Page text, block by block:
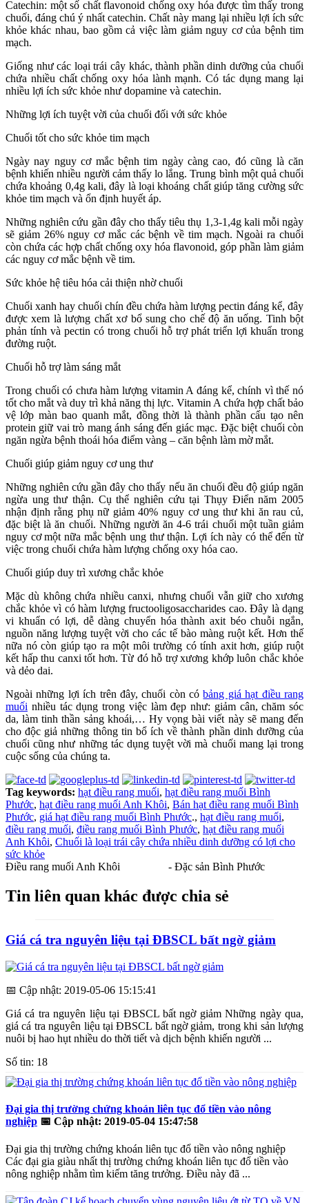
Catechin: một số chất flavonoid chống oxy hóa được tìm thấy trong
chuối, đáng chú ý nhất catechin. Chất này mang lại nhiều lợi ích sức
khỏe khác nhau, bao gồm cả việc làm giảm nguy cơ của bệnh tim
mạch.
Giống như các loại trái cây khác, thành phần dinh dưỡng của chuối
chứa nhiều chất chống oxy hóa lành mạnh. Có tác dụng mang lại
nhiều lợi ích sức khỏe như dopamine và catechin.
Những lợi ích tuyệt vời của chuối đối với sức khỏe
Chuối tốt cho sức khỏe tim mạch
Ngày nay nguy cơ mắc bệnh tim ngày càng cao, đó cũng là căn
bệnh khiến nhiều người cảm thấy lo lắng. Trung bình một quả chuối
chứa khoảng 0,4g kali, đây là loại khoáng chất giúp tăng cường sức
khỏe tim mạch và ổn định huyết áp.
Những nghiên cứu gần đây cho thấy tiêu thụ 1,3-1,4g kali mỗi ngày
sẽ giảm 26% nguy cơ mắc các bệnh về tim mạch. Ngoài ra chuối
còn chứa các hợp chất chống oxy hóa flavonoid, góp phần làm giảm
các nguy cơ mắc bệnh về tim.
Sức khỏe hệ tiêu hóa cải thiện nhờ chuối
Chuối xanh hay chuối chín đều chứa hàm lượng pectin đáng kể, đây
được xem là lượng chất xơ bổ sung cho chế độ ăn uống. Tinh bột
phản tính và pectin có trong chuối hỗ trợ phát triển lợi khuẩn trong
đường ruột.
Chuối hỗ trợ làm sáng mắt
Trong chuối có chưa hàm lượng vitamin A đáng kể, chính vì thế nó
tốt cho mắt và duy trì khả năng thị lực. Vitamin A chứa hợp chất bảo
vệ lớp màn bao quanh mắt, đồng thời là thành phần cấu tạo nên
protein giữ vai trò mang ánh sáng đến giác mạc. Đặc biệt chuối còn
ngăn ngừa bệnh thoái hóa điểm vàng – căn bệnh làm mờ mắt.
Chuối giúp giảm nguy cơ ung thư
Những nghiên cứu gần đây cho thấy nếu ăn chuối đều độ giúp ngăn
ngừa ung thư thận. Cụ thể nghiên cứu tại Thụy Điển năm 2005
nhận định rằng phụ nữ giảm 40% nguy cơ ung thư khi ăn rau củ,
đặc biệt là ăn chuối. Những người ăn 4-6 trái chuối một tuần giảm
nguy cơ một nữa mắc bệnh ung thư thận. Lợi ích này có thể đến từ
việc trong chuối chứa hàm lượng chống oxy hóa cao.
Chuối giúp duy trì xương chắc khỏe
Mặc dù không chứa nhiều canxi, nhưng chuối vẫn giữ cho xương
chắc khỏe vì có hàm lượng fructooligosaccharides cao. Đây là dạng
vi khuẩn có lợi, dễ dàng chuyển hóa thành axit béo chuỗi ngắn,
nguồn năng lượng tuyệt vời cho các tế bào màng ruột kết. Hơn thế
nữa nó còn giúp tạo ra một môi trường có tính axit hơn, giúp ruột
kết hấp thu canxi tốt hơn. Từ đó hỗ trợ xương khớp luôn chắc khỏe
và dẻo dai.
Ngoài những lợi ích trên đây, chuối còn cóbảng giá hạt điều rang
muối nhiều tác dụng trong việc làm đẹp như: giảm cân, chăm sóc
da, làm tinh thần sảng khoái,… Hy vọng bài viết này sẽ mang đến
cho độc giả những thông tin bổ ích về thành phần dinh dưỡng của
chuối cũng như những tác dụng tuyệt vời mà chuối mang lại trong
cuộc sống của chúng ta.
Tag keywords: hạt điều rang muối, hạt điều rang muối Bình
Phước, hạt điều rang muối Anh Khôi, Bán hạt điều rang muối Bình
Phước, giá hạt điều rang muối Bình Phước., hạt điều rang muối,
điều rang muối, điều rang muối Bình Phước, hạt điều rang muối
Anh Khôi, Chuối là loại trái cây chứa nhiều dinh dưỡng có lợi cho
sức khỏe
Điều rang muối Anh Khôi
- Đặc sản Bình Phước
Tin liên quan khác được chia sẻ
Giá cá tra nguyên liệu tại ĐBSCL bất ngờ giảm
📅 Cập nhật: 2019-05-06 15:15:41
Giá cá tra nguyên liệu tại ĐBSCL bất ngờ giảm Những ngày qua,
giá cá tra nguyên liệu tại ĐBSCL bất ngờ giảm, trong khi sản lượng
nuôi bị hao hụt nhiều do thời tiết và dịch bệnh khiến người ...
Số tin: 18
Đại gia thị trường chứng khoán liên tục đổ tiền vào nông
nghiệp 📅 Cập nhật: 2019-05-04 15:47:58
Đại gia thị trường chứng khoán liên tục đổ tiền vào nông nghiệp
Các đại gia giàu nhất thị trường chứng khoán liên tục đổ tiền vào
nông nghiệp nhằm tìm kiếm tăng trưởng. Điều này đã ...